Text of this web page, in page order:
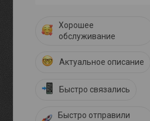
Хорошее
обслуживание
Актуальное описание
Быстро связались
Быстро отправили